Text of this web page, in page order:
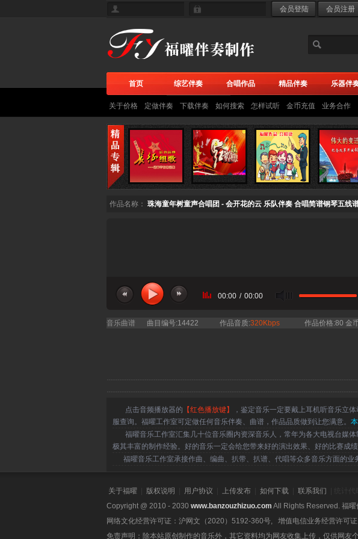
首页 综艺伴奏 合唱作品 精品伴奏 乐器伴
关于价格 定做伴奏 下载伴奏 如何搜索 怎样试听 金币充值 业务合作
作品名称： 珠海童年树童声合唱团 - 会开花的云 乐队伴奏 合唱简谱钢琴五线
00:00 / 00:00
音乐曲谱 曲目编号:14422 作品音质:320Kbps 作品价格:80 金
点击音频播放器的 【红色播放键】
，鉴定音乐一定要戴上耳机听音乐立
服查询。福曜工作室可定做任何音乐伴奏、曲谱，作品品质做到让您满意。
福曜音乐工作室汇集几十位音乐圈内资深音乐人，常年为各大电视台媒
极其丰富的制作经验。好的音乐一定会给您带来好的演出效果、好的比赛成
福曜音乐工作室承接作曲、编曲、扒带、扒谱、代唱等众多音乐方面的业
关于福曜 版权说明 用户协议 上传发布 如何下载 联系我们
Copyright @ 2010 - 2030 www.banzouzhizuo.com All Rights Reserved. 福
网络文化经营许可证：沪网文（2020）5192-360号, 增值电信业务经营许可
免责声明：除本站原创制作的音乐外，其它资料均为网友收集上传，仅供网友